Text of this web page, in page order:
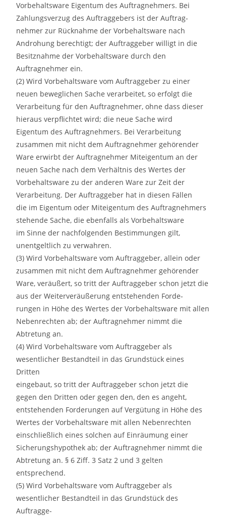
Vorbehaltsware Eigentum des Auftragnehmers. Bei
Zahlungsverzug des Auftraggebers ist der Auftrag-
nehmer zur Rücknahme der Vorbehaltsware nach
Androhung berechtigt; der Auftraggeber willigt in die
Besitznahme der Vorbehaltsware durch den
Auftragnehmer ein.
(2) Wird Vorbehaltsware vom Auftraggeber zu einer
neuen beweglichen Sache verarbeitet, so erfolgt die
Verarbeitung für den Auftragnehmer, ohne dass dieser
hieraus verpflichtet wird; die neue Sache wird
Eigentum des Auftragnehmers. Bei Verarbeitung
zusammen mit nicht dem Auftragnehmer gehörender
Ware erwirbt der Auftragnehmer Miteigentum an der
neuen Sache nach dem Verhältnis des Wertes der
Vorbehaltsware zu der anderen Ware zur Zeit der
Verarbeitung. Der Auftraggeber hat in diesen Fällen
die im Eigentum oder Miteigentum des Auftragnehmers
stehende Sache, die ebenfalls als Vorbehaltsware
im Sinne der nachfolgenden Bestimmungen gilt,
unentgeltlich zu verwahren.
(3) Wird Vorbehaltsware vom Auftraggeber, allein oder
zusammen mit nicht dem Auftragnehmer gehörender
Ware, veräußert, so tritt der Auftraggeber schon jetzt die
aus der Weiterveräußerung entstehenden Forde-
rungen in Höhe des Wertes der Vorbehaltsware mit allen
Nebenrechten ab; der Auftragnehmer nimmt die
Abtretung an.
(4) Wird Vorbehaltsware vom Auftraggeber als
wesentlicher Bestandteil in das Grundstück eines
Dritten
eingebaut, so tritt der Auftraggeber schon jetzt die
gegen den Dritten oder gegen den, den es angeht,
entstehenden Forderungen auf Vergütung in Höhe des
Wertes der Vorbehaltsware mit allen Nebenrechten
einschließlich eines solchen auf Einräumung einer
Sicherungshypothek ab; der Auftragnehmer nimmt die
Abtretung an. § 6 Ziff. 3 Satz 2 und 3 gelten
entsprechend.
(5) Wird Vorbehaltsware vom Auftraggeber als
wesentlicher Bestandteil in das Grundstück des
Auftragge-